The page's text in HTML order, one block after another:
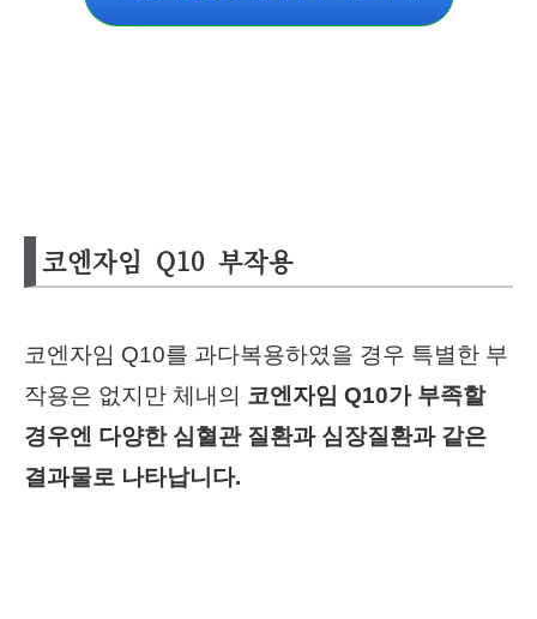
코엔자임 Q10 부작용
코엔자임 Q10를 과다복용하였을 경우 특별한 부
작용은 없지만 체내의 코엔자임 Q10가 부족할
경우엔 다양한 심혈관 질환과 심장질환과 같은
결과물로 나타납니다.